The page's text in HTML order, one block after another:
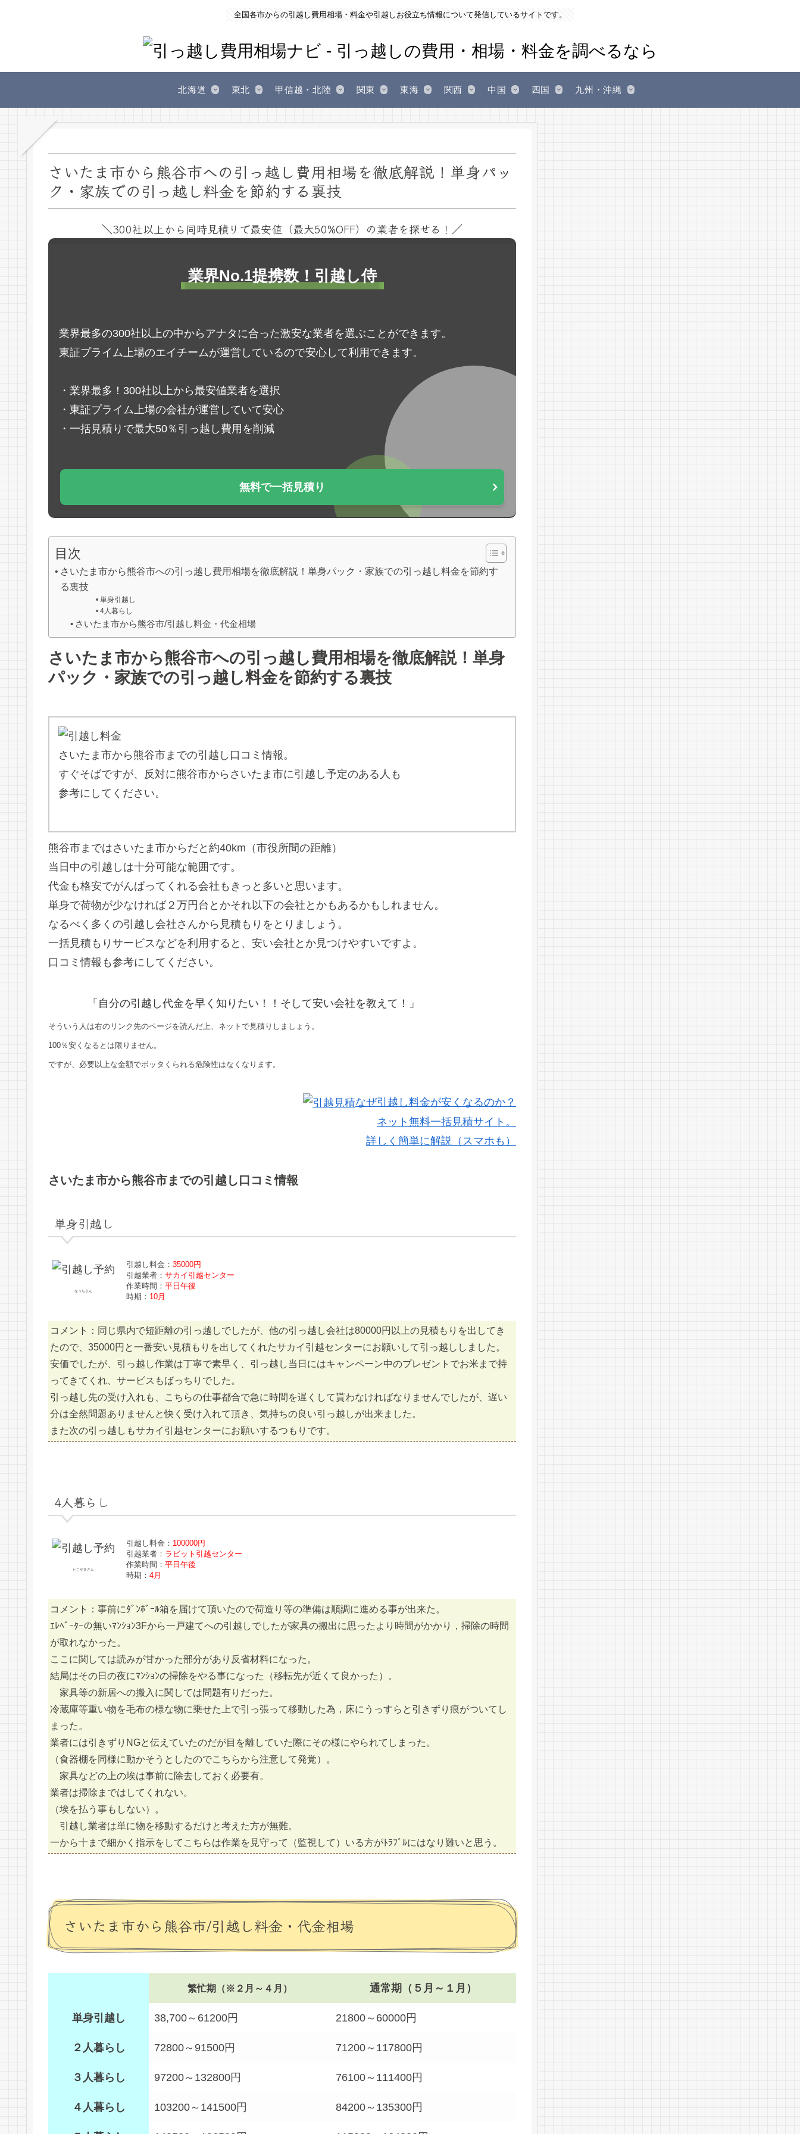
全国各市からの引越し費用相場・料金や引越しお役立ち情報について発信しているサイトです。
北海道 東北 甲信越・北陸 関東 東海 関西 中国 四国 九州・沖縄
さいたま市から熊谷市への引っ越し費用相場を徹底解説！単身パッ
ク・家族での引っ越し料金を節約する裏技
＼300社以上から同時見積りで最安値（最大50%OFF）の業者を探せる！／
業界No.1提携数！引越し侍
業界最多の300社以上の中からアナタに合った激安な業者を選ぶことができます。
東証プライム上場のエイチームが運営しているので安心して利用できます。
・業界最多！300社以上から最安値業者を選択
・東証プライム上場の会社が運営していて安心
・一括見積りで最大50％引っ越し費用を削減
無料で一括見積り
目次
さいたま市から熊谷市への引っ越し費用相場を徹底解説！単身パック・家族での引っ越し料金を節約す
る裏技
単身引越し
4人暮らし
さいたま市から熊谷市/引越し料金・代金相場
さいたま市から熊谷市への引っ越し費用相場を徹底解説！単身
パック・家族での引っ越し料金を節約する裏技
さいたま市から熊谷市までの引越し口コミ情報。
すぐそばですが、反対に熊谷市からさいたま市に引越し予定のある人も
参考にしてください。
熊谷市まではさいたま市からだと約40km（市役所間の距離）
当日中の引越しは十分可能な範囲です。
代金も格安でがんばってくれる会社もきっと多いと思います。
単身で荷物が少なければ２万円台とかそれ以下の会社とかもあるかもしれません。
なるべく多くの引越し会社さんから見積もりをとりましょう。
一括見積もりサービスなどを利用すると、安い会社とか見つけやすいですよ。
口コミ情報も参考にしてください。
「自分の引越し代金を早く知りたい！！そして安い会社を教えて！」
そういう人は右のリンク先のページを読んだ上、ネットで見積りしましょう。
100％安くなるとは限りません。
ですが、必要以上な金額でボッタくられる危険性はなくなります。
なぜ引越し料金が安くなるのか？
ネット無料一括見積サイト。
詳しく簡単に解説（スマホも）
さいたま市から熊谷市までの引越し口コミ情報
単身引越し
なっちさん
引越し料金： 35000円
引越業者： サカイ引越センター
作業時間： 平日午後
時期： 10月
コメント：同じ県内で短距離の引っ越しでしたが、他の引っ越し会社は80000円以上の見積もりを出してき
たので、35000円と一番安い見積もりを出してくれたサカイ引越センターにお願いして引っ越ししました。
安価でしたが、引っ越し作業は丁寧で素早く、引っ越し当日にはキャンペーン中のプレゼントでお米まで持
ってきてくれ、サービスもばっちりでした。
引っ越し先の受け入れも、こちらの仕事都合で急に時間を遅くして貰わなければなりませんでしたが、遅い
分は全然問題ありませんと快く受け入れて頂き、気持ちの良い引っ越しが出来ました。
また次の引っ越しもサカイ引越センターにお願いするつもりです。
4人暮らし
たこやきさん
引越し料金： 100000円
引越業者： ラビット引越センター
作業時間： 平日午後
時期： 4月
コメント：事前にﾀﾞﾝﾎﾞｰﾙ箱を届けて頂いたので荷造り等の準備は順調に進める事が出来た。
ｴﾚﾍﾞｰﾀｰの無いﾏﾝｼｮﾝ3Fから一戸建てへの引越しでしたが家具の搬出に思ったより時間がかかり，掃除の時間
が取れなかった。
ここに関しては読みが甘かった部分があり反省材料になった。
結局はその日の夜にﾏﾝｼｮﾝの掃除をやる事になった（移転先が近くて良かった）。
家具等の新居への搬入に関しては問題有りだった。
冷蔵庫等重い物を毛布の様な物に乗せた上で引っ張って移動した為，床にうっすらと引きずり痕がついてし
まった。
業者には引きずりNGと伝えていたのだが目を離していた際にその様にやられてしまった。
（食器棚を同様に動かそうとしたのでこちらから注意して発覚）。
家具などの上の埃は事前に除去しておく必要有。
業者は掃除まではしてくれない。
（埃を払う事もしない）。
引越し業者は単に物を移動するだけと考えた方が無難。
一から十まで細かく指示をしてこちらは作業を見守って（監視して）いる方がﾄﾗﾌﾞﾙにはなり難いと思う。
さいたま市から熊谷市/引越し料金・代金相場
繁忙期（※２月～４月） 通常期（５月～１月）
単身引越し 38,700～61200円 21800～60000円
２人暮らし 72800～91500円 71200～117800円
３人暮らし 97200～132800円 76100～111400円
４人暮らし 103200～141500円 84200～135300円